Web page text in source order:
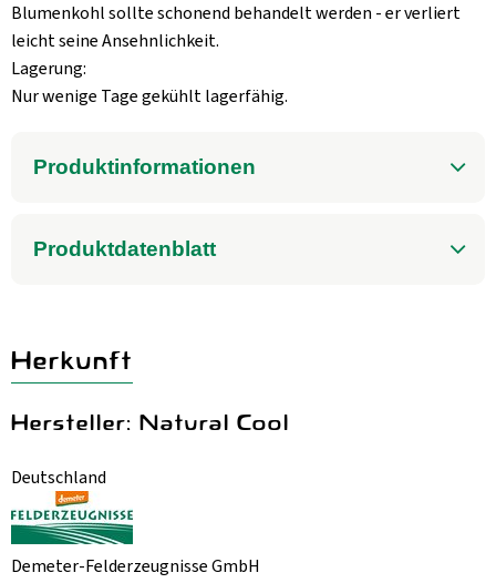
Blumenkohl sollte schonend behandelt werden - er verliert
leicht seine Ansehnlichkeit.
Lagerung:
Nur wenige Tage gekühlt lagerfähig.
Produktinformationen
Produktdatenblatt
Herkunft
Hersteller: Natural Cool
Deutschland
Demeter-Felderzeugnisse GmbH